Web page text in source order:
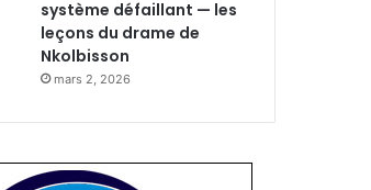
système défaillant — les
leçons du drame de
Nkolbisson
mars 2, 2026